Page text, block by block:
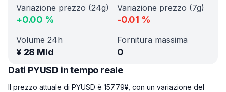
Variazione prezzo (24g)
+0.00 %
Variazione prezzo (7g)
-0.01 %
Volume 24h
¥ 28 Mld
Fornitura massima
0
Dati PYUSD in tempo reale
Il prezzo attuale di PYUSD è 157.79¥, con un variazione del